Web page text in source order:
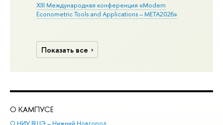
XIII Международная конференция «Modern
Econometric Tools and Applications – META2026»
Показать все
О КАМПУСЕ
О НИУ ВШЭ – Нижний Новгород